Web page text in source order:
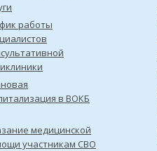
работы
в ВОКБ
медицинской
участникам СВО